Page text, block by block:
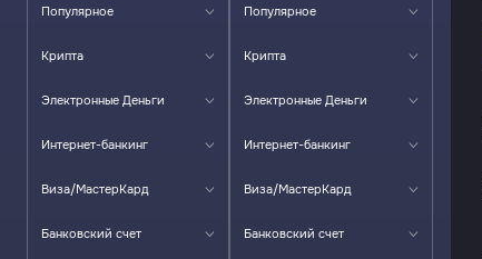
Популярное
Крипта
Электронные Деньги
Интернет-банкинг
Виза/МастерКард
Банковский счет
Популярное
Крипта
Электронные Деньги
Интернет-банкинг
Виза/МастерКард
Банковский счет